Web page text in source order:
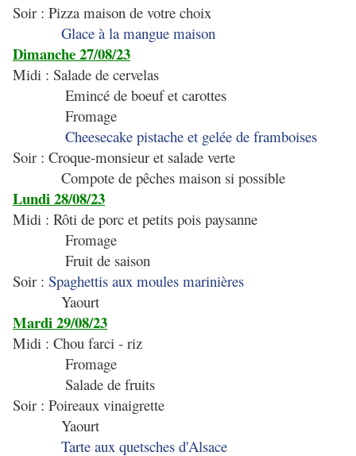
Soir : Pizza maison de votre choix
Glace à la mangue maison
Dimanche 27/08/23
Midi : Salade de cervelas
Emincé de boeuf et carottes
Fromage
Cheesecake pistache et gelée de framboises
Soir : Croque-monsieur et salade verte
Compote de pêches maison si possible
Lundi 28/08/23
Midi : Rôti de porc et petits pois paysanne
Fromage
Fruit de saison
Soir : Spaghettis aux moules marinières
Yaourt
Mardi 29/08/23
Midi : Chou farci - riz
Fromage
Salade de fruits
Soir : Poireaux vinaigrette
Yaourt
Tarte aux quetsches d'Alsace